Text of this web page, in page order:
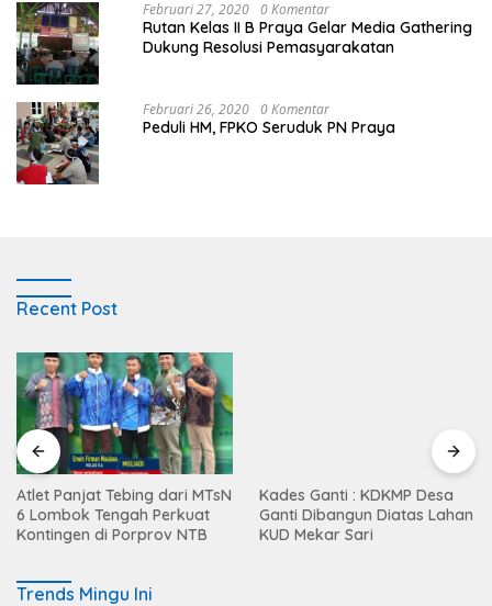
Februari 27, 2020 0 Komentar
Rutan Kelas II B Praya Gelar Media Gathering
Dukung Resolusi Pemasyarakatan
Februari 26, 2020 0 Komentar
Peduli HM, FPKO Seruduk PN Praya
Recent Post
Atlet Panjat Tebing dari MTsN
6 Lombok Tengah Perkuat
Kontingen di Porprov NTB
Kades Ganti : KDKMP Desa
Ganti Dibangun Diatas Lahan
KUD Mekar Sari
Trends Mingu Ini